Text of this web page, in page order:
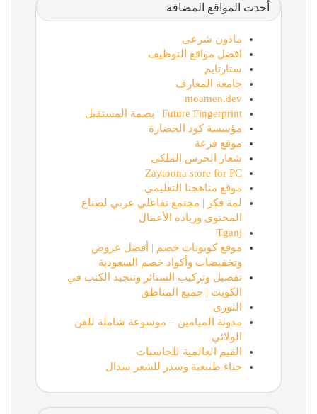
أحدث المواقع المضافة
ماذون شرعي
افضل مواقع التوظيف
ستارتايم
جامعة المعارف
moamen.dev
Future Fingerprint | بصمة المستقبل
مؤسسة كود الحضارة
موقع فزعة
شعار الحرس الملكي
Zaytoona store for PC
موقع مناهجنا التعليمي
لمة فكر | مجتمع تفاعلي عربي لصناع
المحتوى وريادة الأعمال
Tganj
موقع كوبونات خصم | أفضل عروض
وتخفيضات وأكواد خصم السعودية
تفصيل وتركيب الستائر وتنجيد الكنب في
الكويت | جميع المناطق
الثوري
مدونة الميامين – موسوعة شاملة للفن
الولائي
القيم العالمية للحاسبات
حناء طبيعية وسدر للشعر سدال